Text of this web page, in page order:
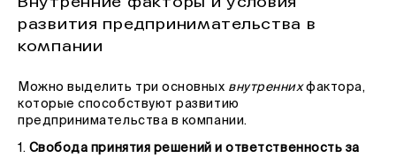
развития предпринимательства в
компании
Можно выделить три основных внутреннихфактора,
которые способствуют развитию
предпринимательства в компании.
1. Свобода принятия решений и ответственность за